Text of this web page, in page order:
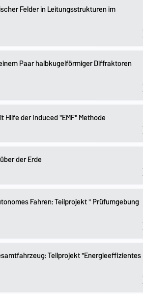
Felder in Leitungsstrukturen im
Paar halbkugelförmiger Diffraktoren
der Induced "EMF" Methode
der Erde
Fahren: Teilprojekt " Prüfumgebung
Teilprojekt "Energieeffizientes